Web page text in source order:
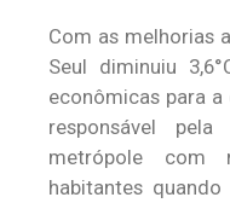
Com as melhorias
Seul diminuiu
econômicas para
responsável
metrópole
habitantes